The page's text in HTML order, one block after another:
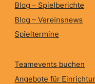
Blog – Spielberichte
Blog – Vereinsnews
Spieltermine
Teamevents buchen
Angebote für